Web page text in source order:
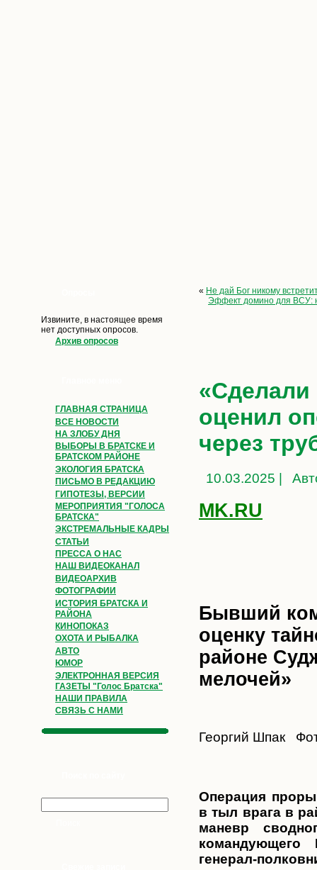
Извините, в настоящее время
нет доступных опросов.
Архив опросов
ГЛАВНАЯ СТРАНИЦА
ВСЕ НОВОСТИ
НА ЗЛОБУ ДНЯ
ВЫБОРЫ В БРАТСКЕ И
БРАТСКОМ РАЙОНЕ
ЭКОЛОГИЯ БРАТСКА
ПИСЬМО В РЕДАКЦИЮ
ГИПОТЕЗЫ, ВЕРСИИ
МЕРОПРИЯТИЯ "ГОЛОСА
БРАТСКА"
ЭКСТРЕМАЛЬНЫЕ КАДРЫ
СТАТЬИ
ПРЕССА О НАС
НАШ ВИДЕОКАНАЛ
ВИДЕОАРХИВ
ФОТОГРАФИИ
ИСТОРИЯ БРАТСКА И
РАЙОНА
КИНОПОКАЗ
ОХОТА И РЫБАЛКА
АВТО
ЮМОР
ЭЛЕКТРОННАЯ ВЕРСИЯ
ГАЗЕТЫ "Голос Братска"
НАШИ ПРАВИЛА
СВЯЗЬ С НАМИ
« Не дай Бог никому
Эффект домино для ВСУ:
«Сделали
оценил
через
10.03.2025 |
MK.RU
Бывший
оценку
районе
мелочей»
Георгий Шпак
Операция
в тыл врага в
маневр
командующего
генерал-